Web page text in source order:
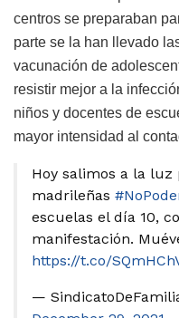
centros se preparaban
parte se la han llevado
vacunación de
resistir mejor a la
niños y docentes de
mayor intensidad al
Hoy salimos a la
madrileñas
escuelas el día 10,
manifestación.
https://t.co/
—